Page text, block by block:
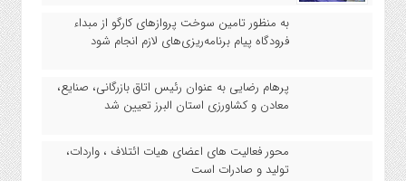
به منظور تامین سوخت پروازهای کارگو از مبداء
فرودگاه پیام برنامه‌ریزی‌های لازم انجام شود
پرهام رضایی به عنوان رئیس اتاق بازرگانی، صنایع،
معادن و کشاورزی استان البرز تعیین شد
محور فعالیت های اعضای هیات ائتلاف ، واردات،
تولید و صادرات است